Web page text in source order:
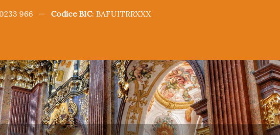
0233 966 — Codice BIC: BAFUITRRXXX